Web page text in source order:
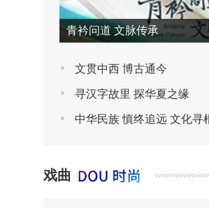
青衿问道 文脉传承
文贯中西 博古通今
寻汉字故里 探华夏之缘
中华民族 慎终追远 文化寻
戏曲